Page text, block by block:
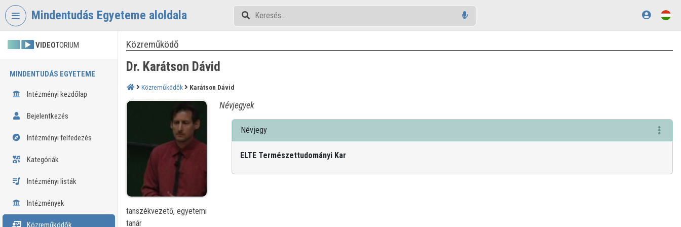
Fejléc kihagyása
Mindentudás Egyeteme aloldala
VIDEOTORIUM
MINDENTUDÁS EGYETEME
Intézményi kezdőlap
Bejelentkezés
Intézményi felfedezés
Kategóriák
Intézményi listák
Intézmények
Közreműködők
Közreműködő
Dr. Karátson Dávid
Közreműködők Karátson Dávid
tanszékvezető, egyetemi
tanár
Névjegyek
Névjegy
ELTE Természettudományi Kar